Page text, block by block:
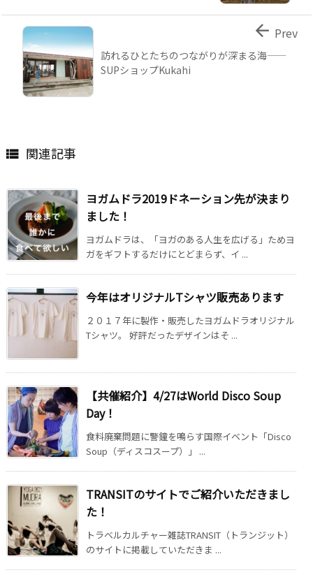
訪れるひとたちのつながりが深まる海――
SUPショップKukahi
 Prev
 関連記事
ヨガムドラ2019ドネーション先が決まり
ました！
ヨガムドラは、「ヨガのある人生を広げる」ためヨ
ガをギフトするだけにとどまらず、イ ...
今年はオリジナルTシャツ販売あります
２０１７年に製作・販売したヨガムドラオリジナル
Tシャツ。 好評だったデザインはそ ...
【共催紹介】4/27はWorld Disco Soup
Day！
食料廃棄問題に警鐘を鳴らす国際イベント「Disco
Soup（ディスコスープ）」 ...
TRANSITのサイトでご紹介いただきまし
た！
トラベルカルチャー雑誌TRANSIT（トランジット）
のサイトに掲載していただきま ...